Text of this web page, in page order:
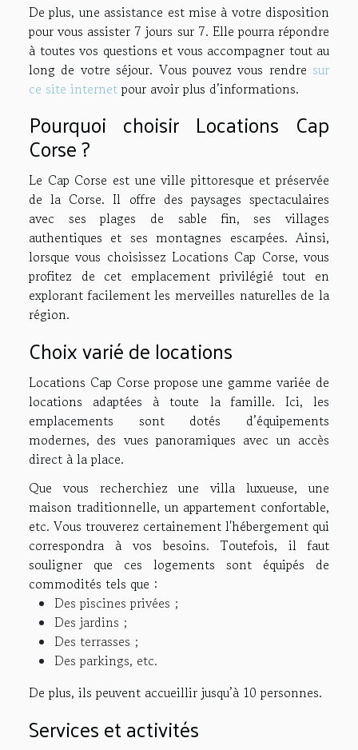
De plus, une assistance est mise à votre disposition
pour vous assister 7 jours sur 7. Elle pourra répondre
à toutes vos questions et vous accompagner tout au
long de votre séjour. Vous pouvez vous rendre sur
ce site internet pour avoir plus d’informations.
Pourquoi choisir Locations Cap
Corse ?
Le Cap Corse est une ville pittoresque et préservée
de la Corse. Il offre des paysages spectaculaires
avec ses plages de sable fin, ses villages
authentiques et ses montagnes escarpées. Ainsi,
lorsque vous choisissez Locations Cap Corse, vous
profitez de cet emplacement privilégié tout en
explorant facilement les merveilles naturelles de la
région.
Choix varié de locations
Locations Cap Corse propose une gamme variée de
locations adaptées à toute la famille. Ici, les
emplacements sont dotés d’équipements
modernes, des vues panoramiques avec un accès
direct à la place.
Que vous recherchiez une villa luxueuse, une
maison traditionnelle, un appartement confortable,
etc. Vous trouverez certainement l'hébergement qui
correspondra à vos besoins. Toutefois, il faut
souligner que ces logements sont équipés de
commodités tels que :
Des piscines privées ;
Des jardins ;
Des terrasses ;
Des parkings, etc.
De plus, ils peuvent accueillir jusqu’à 10 personnes.
Services et activités